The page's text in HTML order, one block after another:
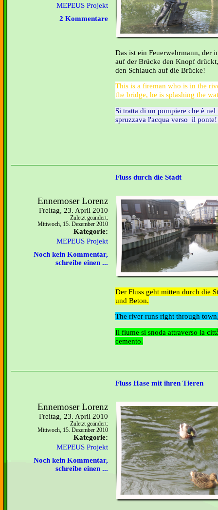
MEPEUS Projekt
2 Kommentare
Das ist ein Feuerwehrmann, der
auf der Brücke den Knopf
den Schlauch auf die Brücke!
This is a fireman who is in the
the bridge, he is splashing the
Si tratta di un pompiere che è
spruzzava l'acqua verso il ponte!
Fluss durch die Stadt
Ennemoser Lorenz
Freitag, 23. April 2010
Zuletzt geändert:
Mittwoch, 15. Dezember 2010
Kategorie:
MEPEUS Projekt
Noch kein Kommentar,
schreibe einen ...
Der Fluss geht mitten durch die
und Beton.
The river runs right through
Il fiume si snoda attraverso la
cemento.
Fluss Hase mit ihren Tieren
Ennemoser Lorenz
Freitag, 23. April 2010
Zuletzt geändert:
Mittwoch, 15. Dezember 2010
Kategorie:
MEPEUS Projekt
Noch kein Kommentar,
schreibe einen ...